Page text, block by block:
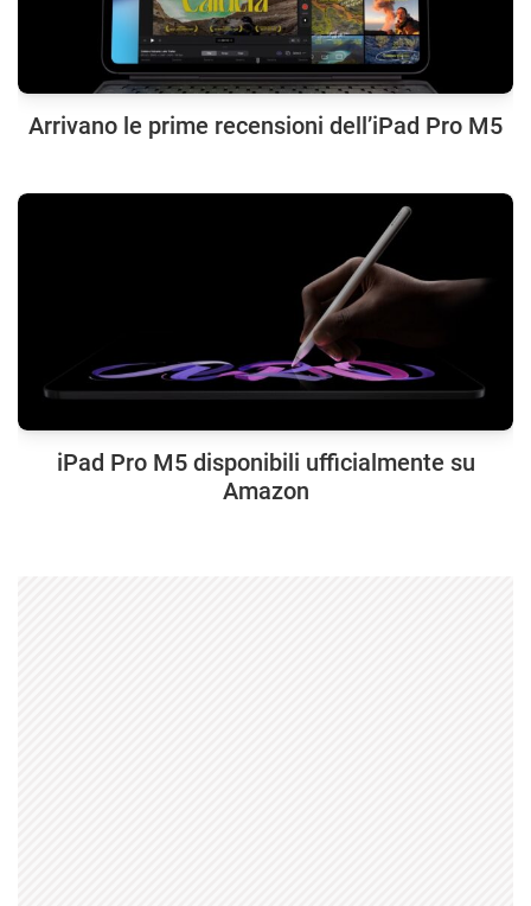
Arrivano le prime recensioni dell’iPad Pro M5
iPad Pro M5 disponibili ufficialmente su
Amazon